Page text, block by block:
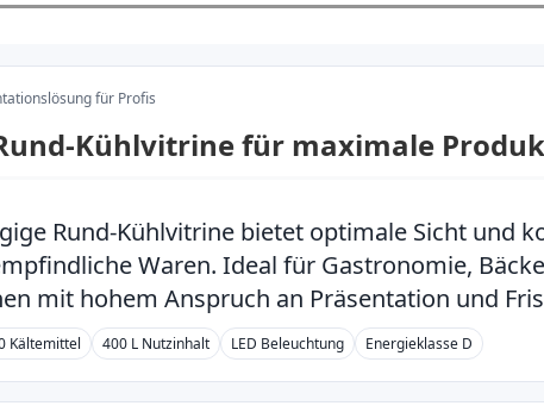
für Profis
Kühlvitrine für maximale
Rund-Kühlvitrine bietet optimale Sicht und
Waren. Ideal für Gastronomie,
mit hohem Anspruch an Präsentation und
Kältemittel 400 L Nutzinhalt LED Beleuchtung Energieklasse D